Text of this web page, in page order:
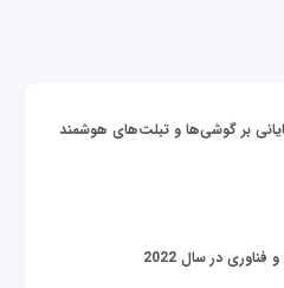
بر گوشی‌ها و تبلت‌های هوشمند